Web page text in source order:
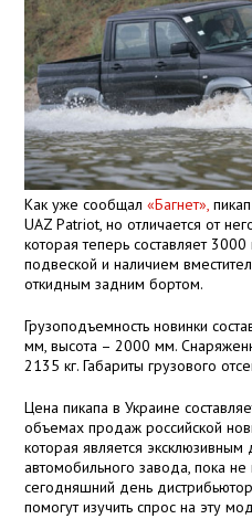
Как уже сообщал«Багнет»,
UAZ Patriot, но отличается от
которая теперь составляет
подвеской и наличием
откидным задним бортом.
Грузоподъемность новинки
мм, высота – 2000 мм.
2135 кг. Габариты грузового
Цена пикапа в Украине
объемах продаж российской
которая является
автомобильного завода, пока не
сегодняшний день
помогут изучить спрос на эту